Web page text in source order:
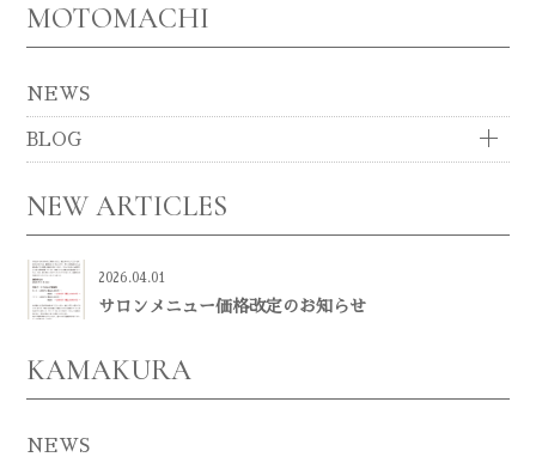
MOTOMACHI
NEWS
BLOG
NEW ARTICLES
2026.04.01
サロンメニュー価格改定のお知らせ
KAMAKURA
NEWS